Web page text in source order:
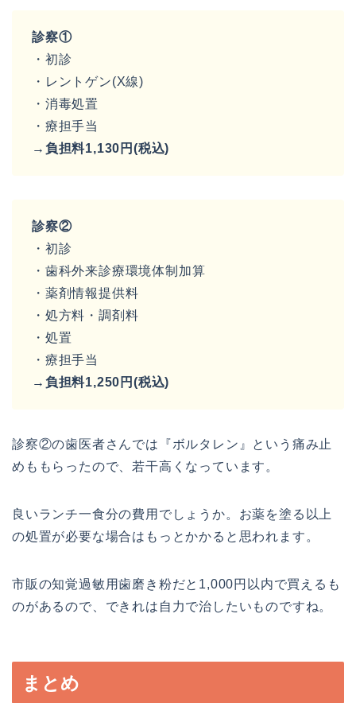
診察①
・初診
・レントゲン(X線)
・消毒処置
・療担手当
→負担料1,130円(税込)
診察②
・初診
・歯科外来診療環境体制加算
・薬剤情報提供料
・処方料・調剤料
・処置
・療担手当
→負担料1,250円(税込)
診察②の歯医者さんでは『ボルタレン』という痛み止
めももらったので、若干高くなっています。
良いランチ一食分の費用でしょうか。お薬を塗る以上
の処置が必要な場合はもっとかかると思われます。
市販の知覚過敏用歯磨き粉だと1,000円以内で買えるも
のがあるので、できれは自力で治したいものですね。
まとめ